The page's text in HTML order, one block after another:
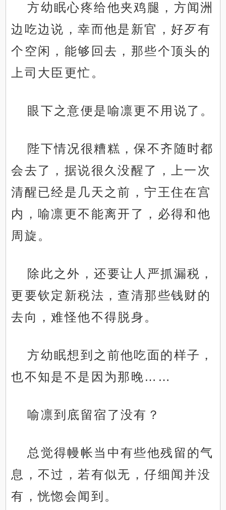
方幼眠心疼给他夹鸡腿，方闻洲
边吃边说，幸而他是新官，好歹有
个空闲，能够回去，那些个顶头的
上司大臣更忙。
眼下之意便是喻凛更不用说了。
陛下情况很糟糕，保不齐随时都
会去了，据说很久没醒了，上一次
清醒已经是几天之前，宁王住在宫
内，喻凛更不能离开了，必得和他
周旋。
除此之外，还要让人严抓漏税，
更要钦定新税法，查清那些钱财的
去向，难怪他不得脱身。
方幼眠想到之前他吃面的样子，
也不知是不是因为那晚……
喻凛到底留宿了没有？
总觉得幔帐当中有些他残留的气
息，不过，若有似无，仔细闻并没
有，恍惚会闻到。